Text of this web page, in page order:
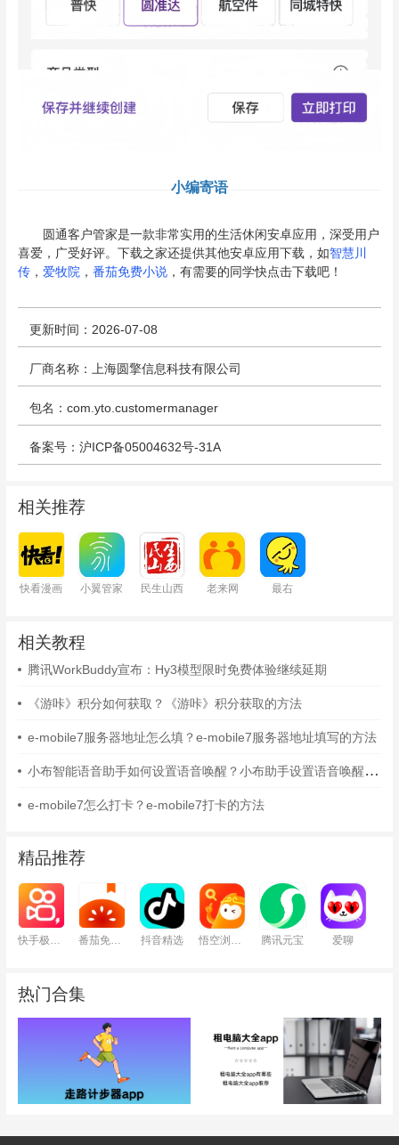
小编寄语
圆通客户管家是一款非常实用的生活休闲安卓应用，深受用户
喜爱，广受好评。下载之家还提供其他安卓应用下载，如智慧川
传， 爱牧院 ， 番茄免费小说，有需要的同学快点击下载吧！
更新时间：2026-07-08
厂商名称：上海圆擎信息科技有限公司
包名：com.yto.customermanager
备案号：沪ICP备05004632号-31A
相关推荐
快看漫画 小翼管家 民生山西 老来网 最右
相关教程
腾讯WorkBuddy宣布：Hy3模型限时免费体验继续延期
《游咔》积分如何获取？《游咔》积分获取的方法
e-mobile7服务器地址怎么填？e-mobile7服务器地址填写的方法
小布智能语音助手如何设置语音唤醒？小布助手设置语音唤醒的方法
e-mobile7怎么打卡？e-mobile7打卡的方法
精品推荐
快手极速版 番茄免费小说 抖音精选 悟空浏览器 腾讯元宝 爱聊
热门合集